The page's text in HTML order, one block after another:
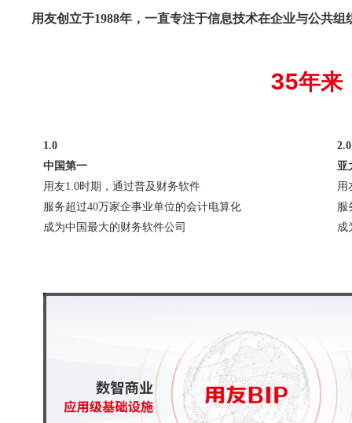
用友创立于1988年，一直专注于信息技术在企业与公共
35年来
1.0
中国第一
用友1.0时期，通过普及财务软件
服务超过40万家企事业单位的会计电算化
成为中国最大的财务软件公司
2.0
亚
用
服
成